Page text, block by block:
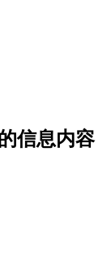
信息内容